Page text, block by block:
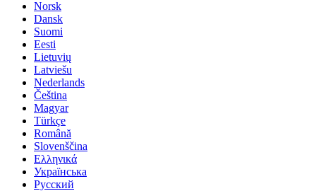
Norsk
Dansk
Suomi
Eesti
Lietuvių
Latviešu
Nederlands
Čeština
Magyar
Türkçe
Română
Slovenščina
Ελληνικά
Українська
Русский